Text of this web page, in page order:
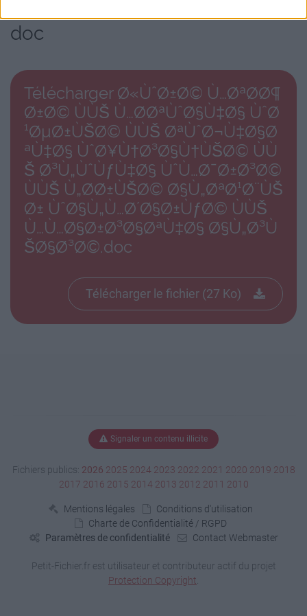
doc
Télécharger Ø«ÙˆØ±Ø© Ù…ØªØ­Ø¶
Ø±Ø© ÙÙŠ Ù…Ø­ØªÙˆØ§Ù‡Ø§ ÙˆØ
¹ØµØ±ÙŠØ© ÙÙŠ ØªÙˆØ¬Ù‡Ø§Ø
ªÙ‡Ø§ ÙˆØ¥Ù†Ø³Ø§Ù†ÙŠØ© ÙÙ
Š Ø³Ù„ÙˆÙƒÙ‡Ø§ ÙˆÙ…Ø¯Ø±Ø³Ø©
ÙÙŠ Ù„Ø­Ø±ÙŠØ© Ø§Ù„ØªØ¹Ø¨ÙŠ
Ø± ÙˆØ§Ù„Ù…Ø´Ø§Ø±ÙƒØ© ÙÙŠ
Ù…Ù…Ø§Ø±Ø³Ø§ØªÙ‡Ø§ Ø§Ù„Ø³Ù
ŠØ§Ø³Ø©.doc
Télécharger le fichier (27 Ko)
Signaler un contenu illicite
Fichiers publics: 2026 2025 2024 2023 2022 2021 2020 2019 2018
2017 2016 2015 2014 2013 2012 2011 2010
Mentions légales
Conditions d'utilisation
Charte de Confidentialité / RGPD
Paramètres de confidentialité
Contact Webmaster
Petit-Fichier.fr est utilisateur et contributeur actif du projet
Protection Copyright